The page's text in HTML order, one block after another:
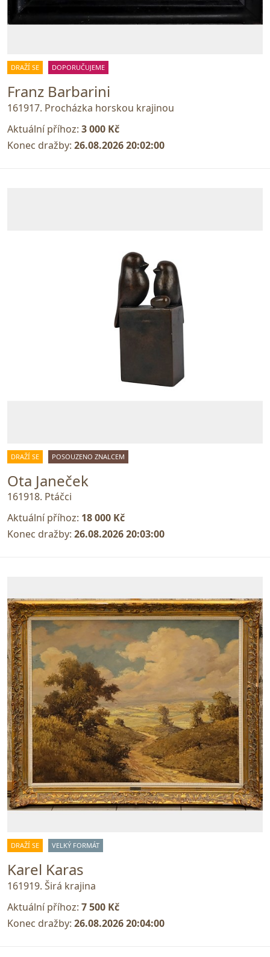
DRAŽÍ SE DOPORUČUJEME
Franz Barbarini
161917. Procházka horskou krajinou
Aktuální příhoz: 3 000 Kč
Konec dražby: 26.08.2026 20:02:00
DRAŽÍ SE POSOUZENO ZNALCEM
Ota Janeček
161918. Ptáčci
Aktuální příhoz: 18 000 Kč
Konec dražby: 26.08.2026 20:03:00
DRAŽÍ SE VELKÝ FORMÁT
Karel Karas
161919. Širá krajina
Aktuální příhoz: 7 500 Kč
Konec dražby: 26.08.2026 20:04:00